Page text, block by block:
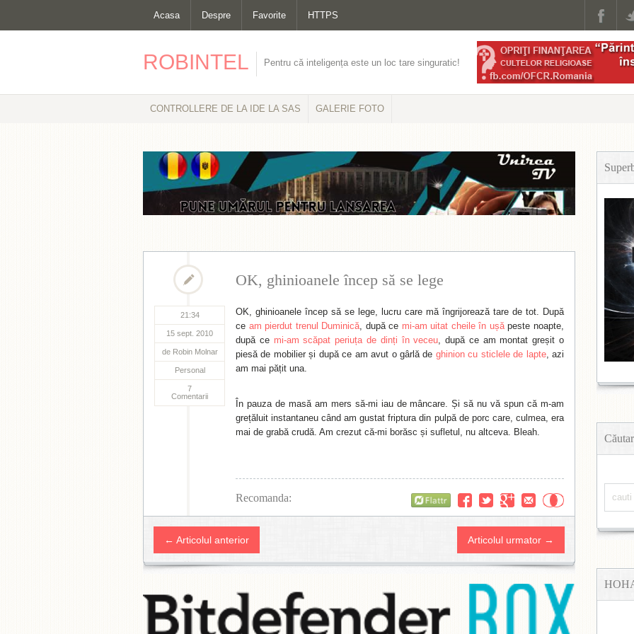
Acasa Despre Favorite HTTPS
ROBINTEL Pentru că inteligența este un loc tare singuratic!
CONTROLLERE DE LA IDE LA SAS GALERIE FOTO
21:34
15 sept. 2010
de Robin Molnar
Personal
7
Comentarii
OK, ghinioanele încep să se lege
OK, ghinioanele încep să se lege, lucru care mă îngrijorează tare de tot. După
ce am pierdut trenul Duminică, după ce mi-am uitat cheile în ușăpeste noapte,
după ce mi-am scăpat periuța de dinți în veceu, după ce am montat greșit o
piesă de mobilier și după ce am avut o gârlă de ghinion cu sticlele de lapte, azi
am mai pățit una.
În pauza de masă am mers să-mi iau de mâncare. Și să nu vă spun că m-am
grețăluit instantaneu când am gustat friptura din pulpă de porc care, culmea, era
mai de grabă crudă. Am crezut că-mi borăsc și sufletul, nu altceva. Bleah.
Recomanda:
← Articolul anterior Articolul urmator →